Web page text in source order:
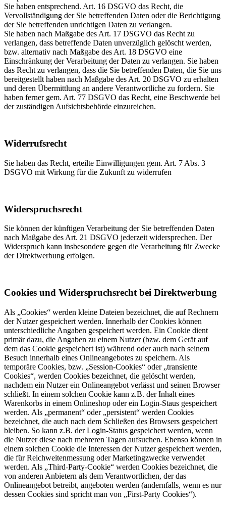
Sie haben entsprechend. Art. 16 DSGVO das Recht, die
Vervollständigung der Sie betreffenden Daten oder die Berichtigung
der Sie betreffenden unrichtigen Daten zu verlangen.
Sie haben nach Maßgabe des Art. 17 DSGVO das Recht zu
verlangen, dass betreffende Daten unverzüglich gelöscht werden,
bzw. alternativ nach Maßgabe des Art. 18 DSGVO eine
Einschränkung der Verarbeitung der Daten zu verlangen. Sie haben
das Recht zu verlangen, dass die Sie betreffenden Daten, die Sie uns
bereitgestellt haben nach Maßgabe des Art. 20 DSGVO zu erhalten
und deren Übermittlung an andere Verantwortliche zu fordern. Sie
haben ferner gem. Art. 77 DSGVO das Recht, eine Beschwerde bei
der zuständigen Aufsichtsbehörde einzureichen.
Widerrufsrecht
Sie haben das Recht, erteilte Einwilligungen gem. Art. 7 Abs. 3
DSGVO mit Wirkung für die Zukunft zu widerrufen
Widerspruchsrecht
Sie können der künftigen Verarbeitung der Sie betreffenden Daten
nach Maßgabe des Art. 21 DSGVO jederzeit widersprechen. Der
Widerspruch kann insbesondere gegen die Verarbeitung für Zwecke
der Direktwerbung erfolgen.
Cookies und Widerspruchsrecht bei Direktwerbung
Als „Cookies“ werden kleine Dateien bezeichnet, die auf Rechnern
der Nutzer gespeichert werden. Innerhalb der Cookies können
unterschiedliche Angaben gespeichert werden. Ein Cookie dient
primär dazu, die Angaben zu einem Nutzer (bzw. dem Gerät auf
dem das Cookie gespeichert ist) während oder auch nach seinem
Besuch innerhalb eines Onlineangebotes zu speichern. Als
temporäre Cookies, bzw. „Session-Cookies“ oder „transiente
Cookies“, werden Cookies bezeichnet, die gelöscht werden,
nachdem ein Nutzer ein Onlineangebot verlässt und seinen Browser
schließt. In einem solchen Cookie kann z.B. der Inhalt eines
Warenkorbs in einem Onlineshop oder ein Login-Staus gespeichert
werden. Als „permanent“ oder „persistent“ werden Cookies
bezeichnet, die auch nach dem Schließen des Browsers gespeichert
bleiben. So kann z.B. der Login-Status gespeichert werden, wenn
die Nutzer diese nach mehreren Tagen aufsuchen. Ebenso können in
einem solchen Cookie die Interessen der Nutzer gespeichert werden,
die für Reichweitenmessung oder Marketingzwecke verwendet
werden. Als „Third-Party-Cookie“ werden Cookies bezeichnet, die
von anderen Anbietern als dem Verantwortlichen, der das
Onlineangebot betreibt, angeboten werden (andernfalls, wenn es nur
dessen Cookies sind spricht man von „First-Party Cookies“).